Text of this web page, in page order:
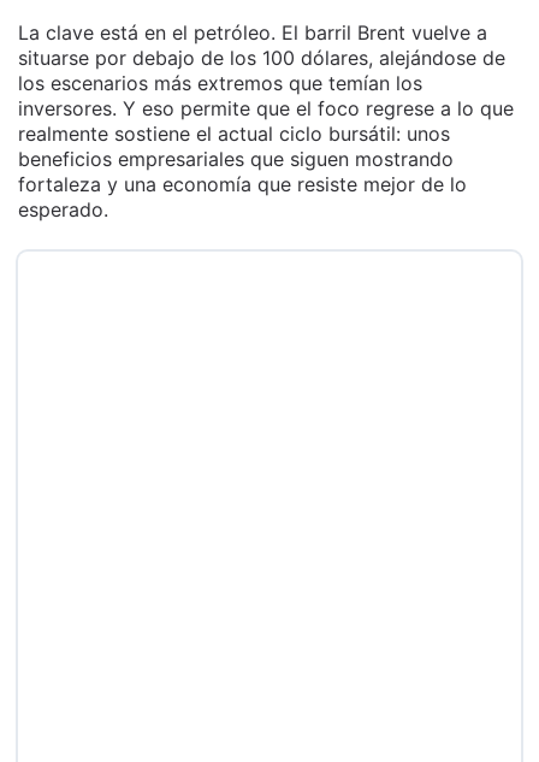
La clave está en el petróleo. El barril Brent vuelve a
situarse por debajo de los 100 dólares, alejándose de
los escenarios más extremos que temían los
inversores. Y eso permite que el foco regrese a lo que
realmente sostiene el actual ciclo bursátil: unos
beneficios empresariales que siguen mostrando
fortaleza y una economía que resiste mejor de lo
esperado.